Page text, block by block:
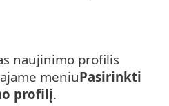
naujinimo profilis
meniuPasirinkti
profilį.